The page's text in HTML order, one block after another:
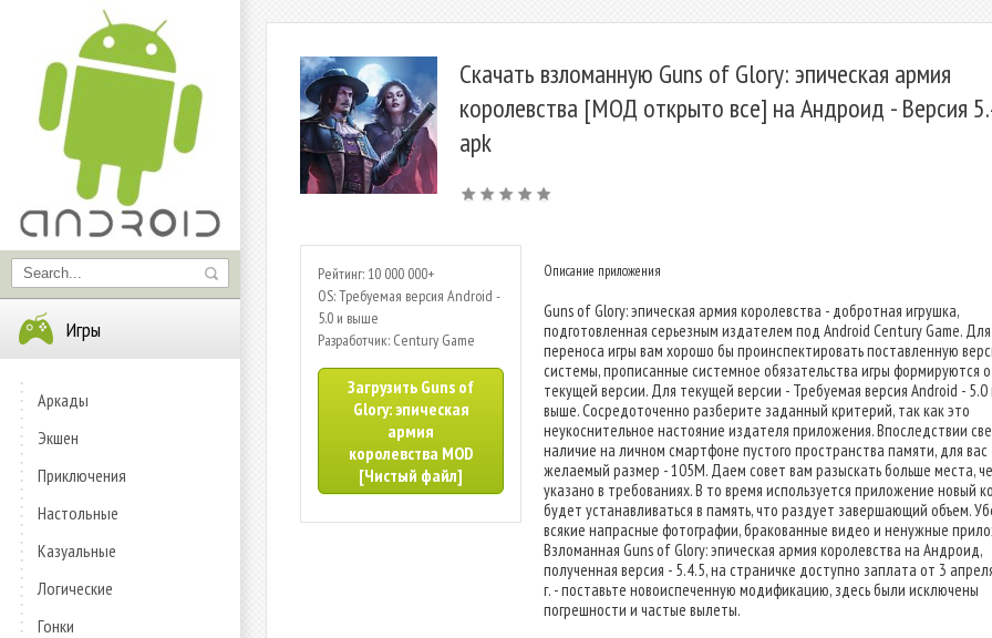
Игры
Аркады
Экшен
Приключения
Настольные
Казуальные
Логические
Гонки
Скачать взломанную Guns of Glory: эпическая армия
королевства [МОД открыто все] на Андроид - Версия
apk
Рейтинг: 10 000 000+
OS: Требуемая версия Android -
5.0 и выше
Разработчик: Century Game
Загрузить Guns of
Glory: эпическая
армия
королевства MOD
[Чистый файл]
Описание приложения
Guns of Glory: эпическая армия королевства - добротная игрушка,
подготовленная серьезным издателем под Android Century Game. Для
переноса игры вам хорошо бы проинспектировать поставленную
системы, прописанные системное обязательства игры формируются
текущей версии. Для текущей версии - Требуемая версия Android - 5.0
выше. Сосредоточенно разберите заданный критерий, так как это
неукоснительное настояние издателя приложения. Впоследствии
наличие на личном смартфоне пустого пространства памяти, для вас
желаемый размер - 105M. Даем совет вам разыскать больше места,
указано в требованиях. В то время используется приложение новый
будет устанавливаться в память, что раздует завершающий объем.
всякие напрасные фотографии, бракованные видео и ненужные
Взломанная Guns of Glory: эпическая армия королевства на Андроид,
полученная версия - 5.4.5, на страничке доступно заплата от 3
г. - поставьте новоиспеченную модификацию, здесь были исключены
погрешности и частые вылеты.